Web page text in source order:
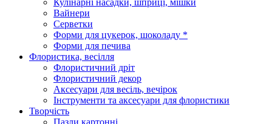
Вайнери
Серветки
Форми для цукерок, шоколаду *
Форми для печива
Флористика, весілля
Флористичний дріт
Флористичний декор
Аксесуари для весіль, вечірок
Інструменти та аксесуари для флористики
Творчість
Пазли картонні